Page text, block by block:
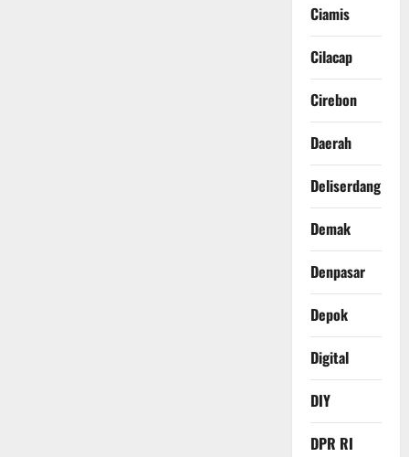
Ciamis
Cilacap
Cirebon
Daerah
Deliserdang
Demak
Denpasar
Depok
Digital
DIY
DPR RI